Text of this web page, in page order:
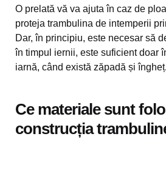
O prelată vă va ajuta în caz de
proteja trambulina de intemperii
Dar, în principiu, este necesar să
în timpul iernii, este suficient doar
iarnă, când există zăpadă și îngheț.
Ce materiale sunt
construcția